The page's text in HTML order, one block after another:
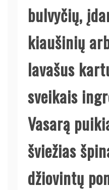
bulvyčių,
kiaušinių
lavašus
sveikais
Vasarą
šviežias
džiovintų